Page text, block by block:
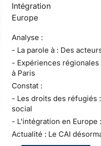
Intégration
Europe
Analyse :
- La parole à : Des
- Expériences
à Paris
Constat :
- Les droits des réfugiés
social
- L'intégration en Europe
Actualité : Le CAI